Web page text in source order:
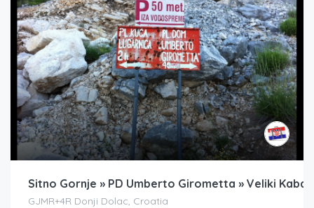
Sitno Gornje » PD Umberto Girometta » Veliki Kabal
GJMR+4R Donji Dolac, Croatia